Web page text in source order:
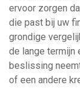
ervoor zorgen
die past bij uw
grondige
de lange termijn
beslissing
of een andere